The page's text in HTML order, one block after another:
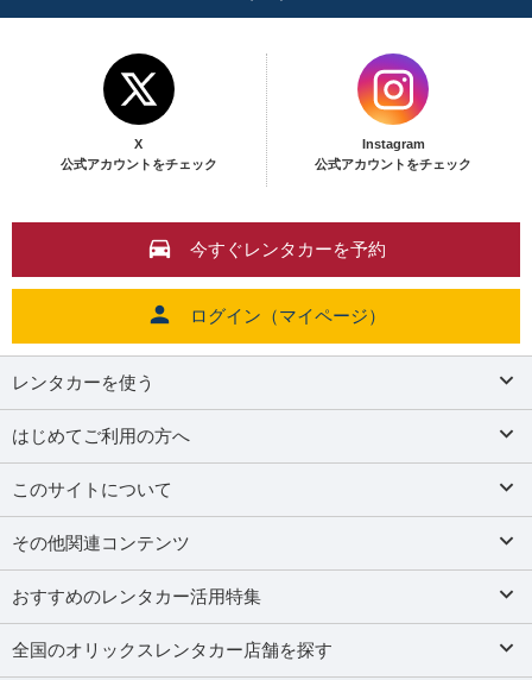
X
公式アカウントをチェック
Instagram
公式アカウントをチェック
今すぐレンタカーを予約
ログイン（マイページ）
レンタカーを使う
はじめてご利用の方へ
このサイトについて
その他関連コンテンツ
おすすめのレンタカー活用特集
全国のオリックスレンタカー店舗を探す